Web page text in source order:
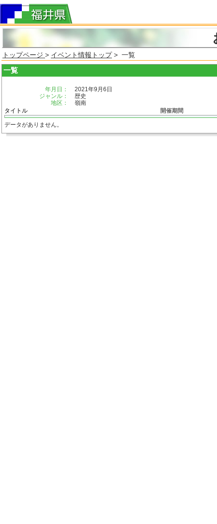
トップページ > イベント情報トップ> 一覧
一覧
年月日：
2021年9月6日
ジャンル：
歴史
地区：
嶺南
タイトル
開催期間
データがありません。